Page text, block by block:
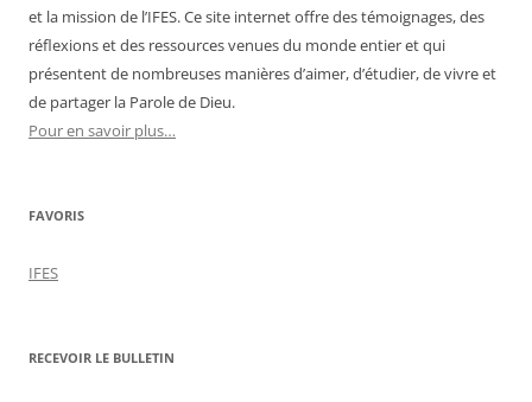
et la mission de l’IFES. Ce site internet offre des témoignages, des
réflexions et des ressources venues du monde entier et qui
présentent de nombreuses manières d’aimer, d’étudier, de vivre et
de partager la Parole de Dieu.
Pour en savoir plus…
FAVORIS
IFES
RECEVOIR LE BULLETIN